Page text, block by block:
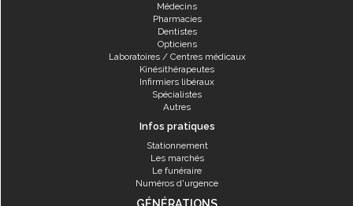
Médecins
Pharmacies
Dentistes
Opticiens
Laboratoires / Centres médicaux
Kinésithérapeutes
Infirmiers libéraux
Spécialistes
Autres
Infos pratiques
Stationnement
Les marchés
Le funéraire
Numéros d'urgence